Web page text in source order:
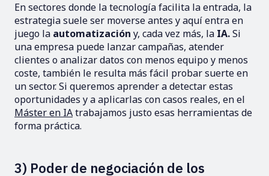
En sectores donde la tecnología facilita la entrada, la
estrategia suele ser moverse antes y aquí entra en
juego la automatización y, cada vez más, la IA.Si
una empresa puede lanzar campañas, atender
clientes o analizar datos con menos equipo y menos
coste, también le resulta más fácil probar suerte en
un sector. Si queremos aprender a detectar estas
oportunidades y a aplicarlas con casos reales, en el
Máster en IAtrabajamos justo esas herramientas de
forma práctica.
3) Poder de negociación de los